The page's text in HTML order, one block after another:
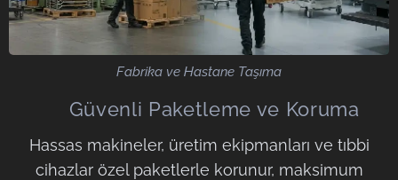
Fabrika ve Hastane Taşıma
📦 Güvenli Paketleme ve Koruma
Hassas makineler, üretim ekipmanları ve tıbbi
cihazlar özel paketlerle korunur, maksimum